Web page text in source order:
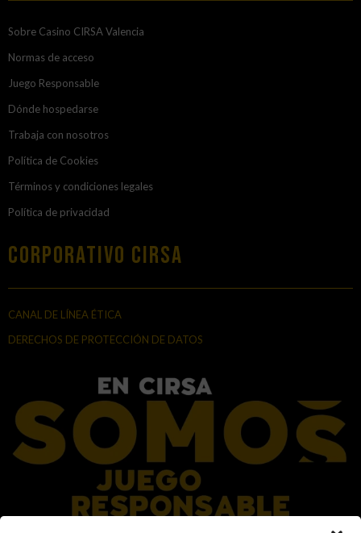
Sobre Casino CIRSA Valencia
Normas de acceso
Juego Responsable
Dónde hospedarse
Trabaja con nosotros
Política de Cookies
Términos y condiciones legales
Política de privacidad
Corporativo Cirsa
CANAL DE LÍNEA ÉTICA
DERECHOS DE PROTECCIÓN DE DATOS